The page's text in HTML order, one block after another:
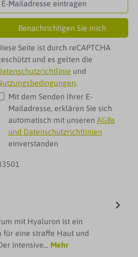
Benachrichtigen Sie mich
Seite ist durch reCAPTCHA
und es gelten die
und
.
Mit dem Senden Ihrer E-
Mailadresse, erklären Sie sich
automatisch mit unseren AGBs
und Datenschutzrichtlinien
einverstanden
mit Hyaluron ist ein
für eine straffe Haut und
intensive… Mehr